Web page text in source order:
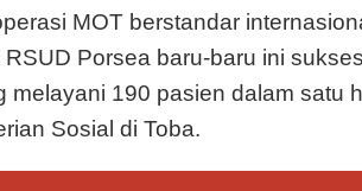
MOT berstandar
Porsea baru-baru ini
melayani 190 pasien dalam satu
Sosial di Toba.